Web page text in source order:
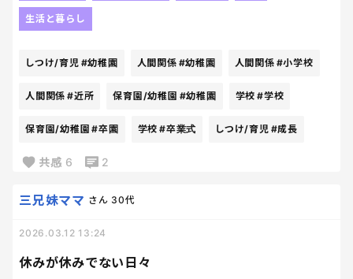
子どもたちが守れる距離にいるうちは、守りたいと
思ってしまう。
これって過保護になるんかな？
みんな成長してる🥲
自分の子供じゃないのに、小さい頃からしってる子
感慨深い🥲
生活と暮らし
しつけ/育児 #幼稚園 人間関係 #幼稚園 人間関係 #小学校
人間関係 #近所 保育園/幼稚園 #幼稚園 学校 #学校
保育園/幼稚園 #卒園 学校 #卒業式 しつけ/育児 #成長
共感 6 2
休みが休みでない日々
三兄妹ママ さん 30代
2026.03.12 13:24